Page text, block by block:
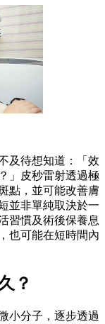
及待想知道：「效
」皮秒雷射透過極
點，並可能改善膚
並非單純取決於一
習慣及術後保養息
也可能在短時間內
？
小分子，逐步透過